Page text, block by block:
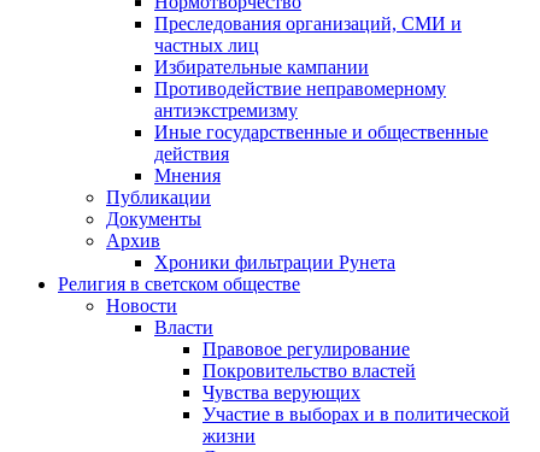
Преследования организаций, СМИ и
частных лиц
Избирательные кампании
Противодействие неправомерному
антиэкстремизму
Иные государственные и общественные
действия
Мнения
Публикации
Документы
Архив
Хроники фильтрации Рунета
Религия в светском обществе
Новости
Власти
Правовое регулирование
Покровительство властей
Чувства верующих
Участие в выборах и в политической
жизни